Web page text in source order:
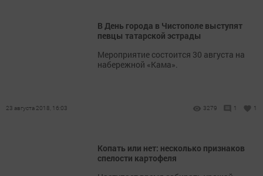
В День города в Чистополе выступят
певцы татарской эстрады
Мероприятие состоится 30 августа на
набережной «Кама».
23 августа 2018, 16:03 3279 1 1
Копать или нет: несколько признаков
спелости картофеля